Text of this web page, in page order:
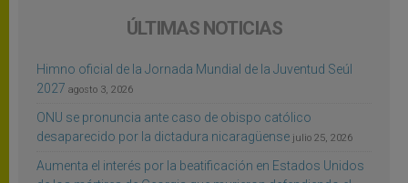
ÚLTIMAS NOTICIAS
Himno oficial de la Jornada Mundial de la Juventud Seúl
2027 agosto 3, 2026
ONU se pronuncia ante caso de obispo católico
desaparecido por la dictadura nicaragüense julio 25, 2026
Aumenta el interés por la beatificación en Estados Unidos